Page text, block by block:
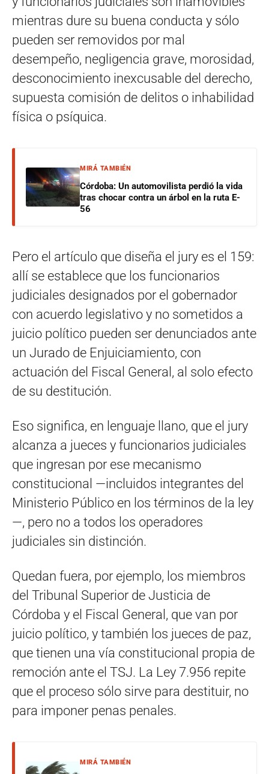
mientras dure su buena conducta y sólo
pueden ser removidos por mal
desempeño, negligencia grave, morosidad,
desconocimiento inexcusable del derecho,
supuesta comisión de delitos o inhabilidad
física o psíquica.
MIRÁ TAMBIÉN
Córdoba: Un automovilista perdió la vida
tras chocar contra un árbol en la ruta E-
56
Pero el artículo que diseña el jury es el 159:
allí se establece que los funcionarios
judiciales designados por el gobernador
con acuerdo legislativo y no sometidos a
juicio político pueden ser denunciados ante
un Jurado de Enjuiciamiento, con
actuación del Fiscal General, al solo efecto
de su destitución.
Eso significa, en lenguaje llano, que el jury
alcanza a jueces y funcionarios judiciales
que ingresan por ese mecanismo
constitucional —incluidos integrantes del
Ministerio Público en los términos de la ley
—, pero no a todos los operadores
judiciales sin distinción.
Quedan fuera, por ejemplo, los miembros
del Tribunal Superior de Justicia de
Córdoba y el Fiscal General, que van por
juicio político, y también los jueces de paz,
que tienen una vía constitucional propia de
remoción ante el TSJ. La Ley 7.956 repite
que el proceso sólo sirve para destituir, no
para imponer penas penales.
MIRÁ TAMBIÉN